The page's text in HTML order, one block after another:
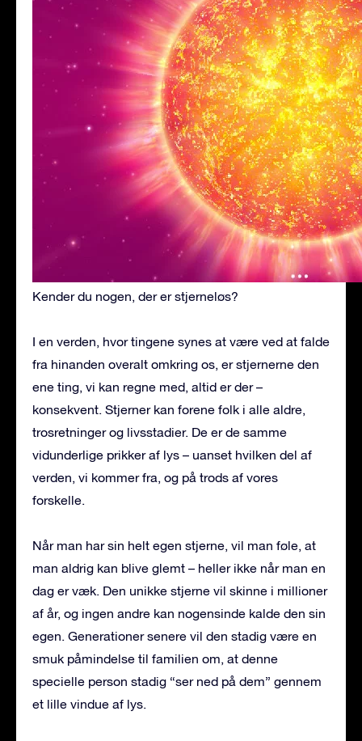
Kender du nogen, der er stjerneløs?
I en verden, hvor tingene synes at være ved at falde
fra hinanden overalt omkring os, er stjernerne den
ene ting, vi kan regne med, altid er der –
konsekvent. Stjerner kan forene folk i alle aldre,
trosretninger og livsstadier. De er de samme
vidunderlige prikker af lys – uanset hvilken del af
verden, vi kommer fra, og på trods af vores
forskelle.
Når man har sin helt egen stjerne, vil man føle, at
man aldrig kan blive glemt – heller ikke når man en
dag er væk. Den unikke stjerne vil skinne i millioner
af år, og ingen andre kan nogensinde kalde den sin
egen. Generationer senere vil den stadig være en
smuk påmindelse til familien om, at denne
specielle person stadig “ser ned på dem” gennem
et lille vindue af lys.